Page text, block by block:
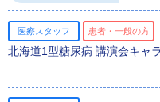
医療スタッフ 患者・一般の方
北海道1型糖尿病 講演会キャ